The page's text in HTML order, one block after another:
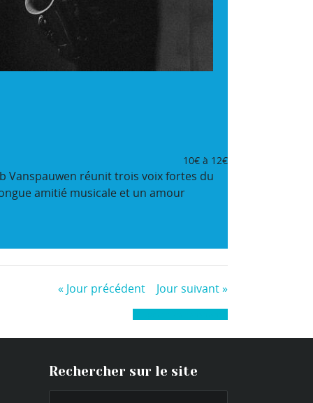
10€ à 12€
Vanspauwen réunit trois voix fortes du
amitié musicale et un amour
« Jour précédent Jour suivant»
Rechercher sur le site